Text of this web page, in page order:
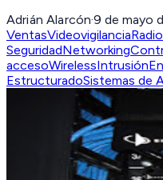
Adrián Alarcón·9 de mayo
VentasVideovigilancia
SeguridadNetworking
accesoWirelessIntrusión
EstructuradoSistemas de